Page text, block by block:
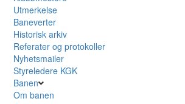
Utmerkelse
Baneverter
Historisk arkiv
Referater og protokoller
Nyhetsmailer
Styreledere KGK
Banen
Om banen